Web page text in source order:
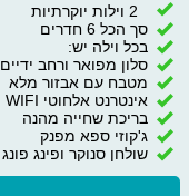
2 וילות יוקרתיות
סך הכל 6 חדרים
בכל וילה יש:
סלון מפואר ורחב ידיים
מטבח עם אבזור מלא
אינטרנט אלחוטי WIFI
בריכת שחייה מהנה
ג'קוזי ספא מפנק
שולחן סנוקר ופינג פונג